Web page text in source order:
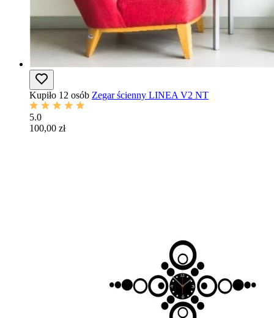
Kupiło 12 osób Zegar ścienny LINEA V2 NT
5.0
100,00 zł